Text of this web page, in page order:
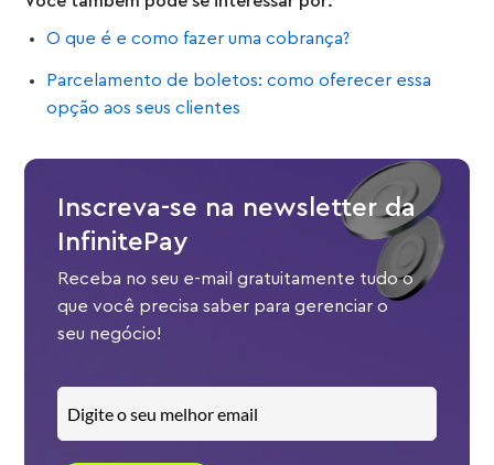
O que é e como fazer uma cobrança?
Parcelamento de boletos: como oferecer essa
opção aos seus clientes
Inscreva-se na newsletter da
InfinitePay
Receba no seu e-mail gratuitamente tudo o
que você precisa saber para gerenciar o
seu negócio!